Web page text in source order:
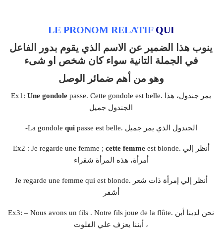
LE PRONOM RELATIF QUI
ينوب هذا الضمير عن الاسم الذي يقوم بدور الفاعل
في الجملة التانية سواء كان شخص او شىء
وهو من أهم ضمائر الوصل
Ex1: Une gondole passe. Cette gondole est belle. يمر جندول، هذا
الجندول جميل
-La gondole qui passe est belle. الجندول الذي يمر جميل
Ex2 : Je regarde une femme ; cette femmeest blonde. أنظر إلي
أمرأة، هذه المرأة شقراء
Je regarde une femme qui est blonde. أنظر إلي إمرأة ذات شعر
أشقر
Ex3: – Nous avons un fils . Notre fils joue de la flûte. نحن لدينا أبن
، أبننا يعزف علي الفلوت